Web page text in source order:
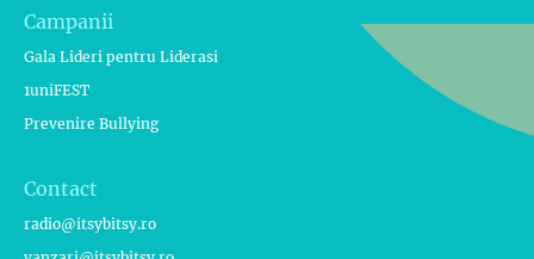
Campanii
Gala Lideri pentru Liderasi
1uniFEST
Prevenire Bullying
Contact
radio@itsybitsy.ro